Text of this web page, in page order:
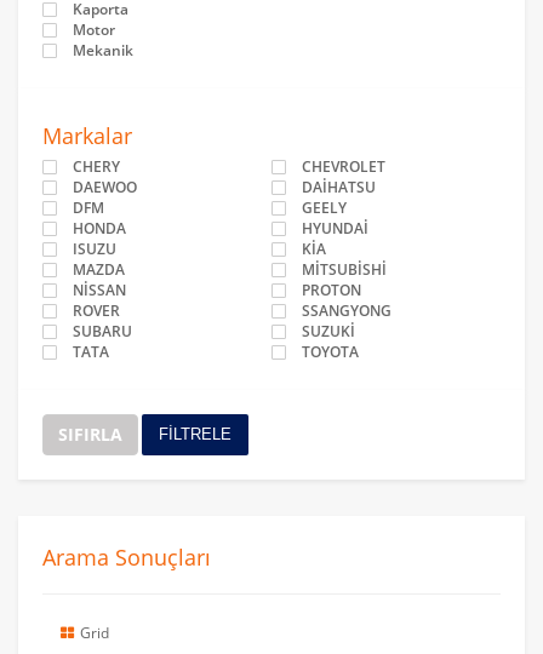
Kaporta
Motor
Mekanik
Markalar
CHERY
CHEVROLET
DAEWOO
DAİHATSU
DFM
GEELY
HONDA
HYUNDAİ
ISUZU
KİA
MAZDA
MİTSUBİSHİ
NİSSAN
PROTON
ROVER
SSANGYONG
SUBARU
SUZUKİ
TATA
TOYOTA
SIFIRLA FİLTRELE
Arama Sonuçları
Grid